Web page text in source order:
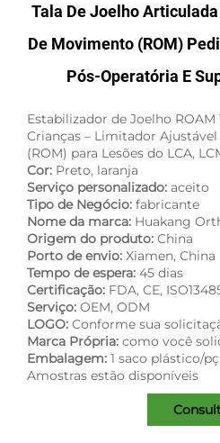
Tala De Joelho
De Movimento (ROM)
Pós-Operatória E
Estabilizador de Joelho ROAM
Crianças – Limitador
(ROM) para Lesões do LCA,
Cor: Preto, laranja
Serviço personalizado: aceito
Tipo de Negócio: fabricante
Nome da marca: Huakang
Origem do produto: China
Porto de envio: Xiamen, China
Tempo de espera: 45 dias
Certificação: FDA, CE,
Serviço: OEM, ODM
LOGO: Conforme sua
Marca Própria: como você
Embalagem: 1 saco plástico/
Amostras estão disponíveis